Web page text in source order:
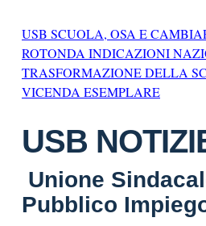
USB SCUOLA, OSA E
ROTONDA INDICAZIONI
TRASFORMAZIONE DELLA
VICENDA ESEMPLARE
USB
Unione
Pubblico